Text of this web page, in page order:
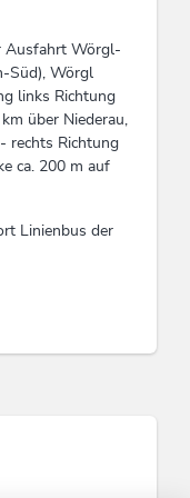
Ausfahrt Wörgl-
Süd), Wörgl
links Richtung
über Niederau,
rechts Richtung
ca. 200 m auf
Linienbus der